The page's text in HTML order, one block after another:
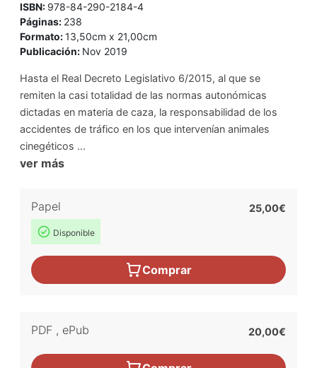
ISBN: 978-84-290-2184-4
Páginas: 238
Formato:13,50cm x 21,00cm
Publicación: Nov 2019
Hasta el Real Decreto Legislativo 6/2015, al que se
remiten la casi totalidad de las normas autonómicas
dictadas en materia de caza, la responsabilidad de los
accidentes de tráfico en los que intervenían animales
cinegéticos ...
ver más
Papel
Disponible
25,00€
Comprar
PDF , ePub 20,00€